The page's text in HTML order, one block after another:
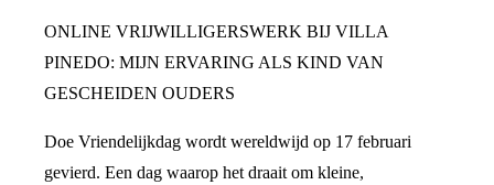
ONLINE VRIJWILLIGERSWERK BIJ VILLA
PINEDO: MIJN ERVARING ALS KIND VAN
GESCHEIDEN OUDERS
Doe Vriendelijkdag wordt wereldwijd op 17 februari
gevierd. Een dag waarop het draait om kleine,